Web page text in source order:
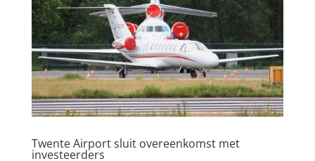
Twente Airport sluit overeenkomst met
investeerders